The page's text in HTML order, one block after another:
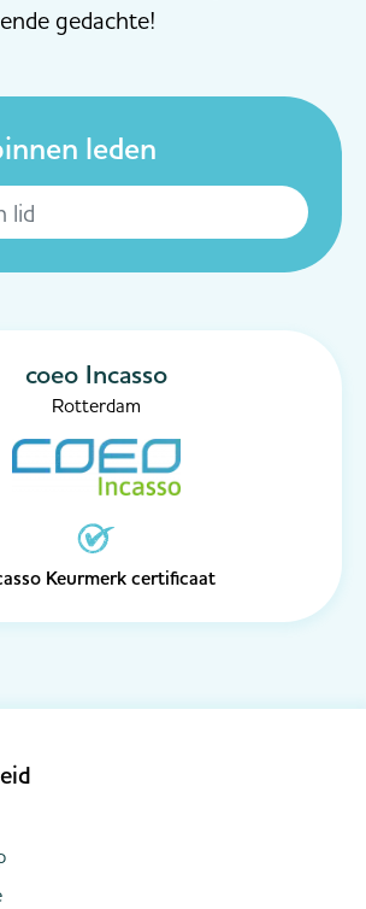
gedachte!
leden
coeo Incasso
Rotterdam
Keurmerk certificaat